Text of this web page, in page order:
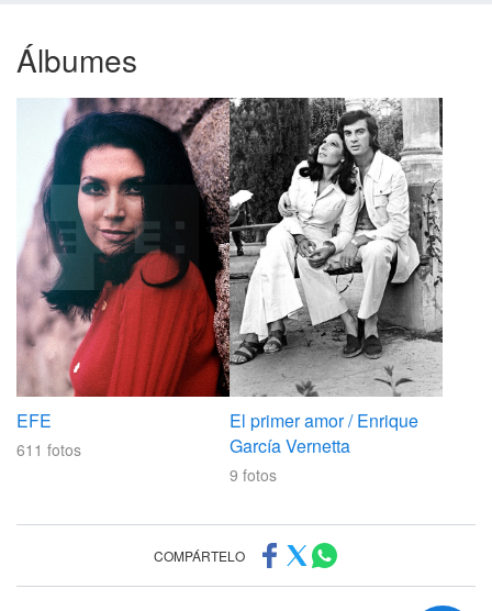
Álbumes
EFE
611 fotos
El primer amor / Enrique
García Vernetta
9 fotos
COMPÁRTELO